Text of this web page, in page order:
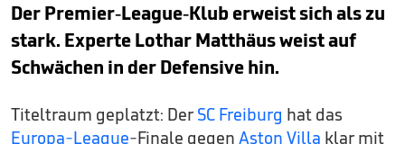
Der Premier-League-Klub erweist sich als zu
stark. Experte Lothar Matthäus weist auf
Schwächen in der Defensive hin.
Titeltraum geplatzt: Der SC Freiburg hat das
Europa-League-Finale gegen Aston Villa klar mit